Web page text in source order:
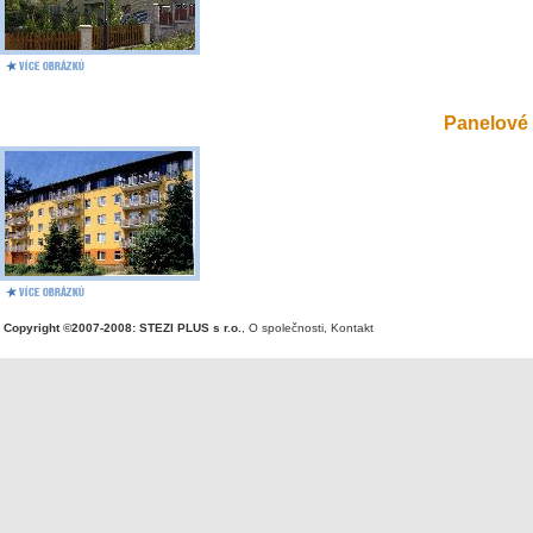
Panelové
Copyright ©2007-2008: STEZI PLUS s r.o. O společnosti Kontakt